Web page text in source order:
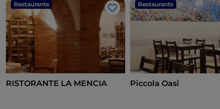
Restaurants
Like
RISTORANTE LA MENCIA
Restaurants
Piccola Oasi